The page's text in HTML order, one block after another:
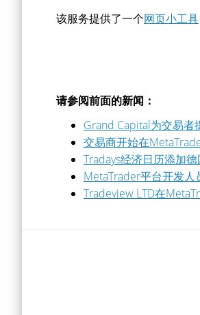
该服务提供了一个网页小工具
请参阅前面的新闻：
Grand Capital为交易者
交易商开始在
Tradays经济日历添加
MetaTrader平台开发人
Tradeview LTD在